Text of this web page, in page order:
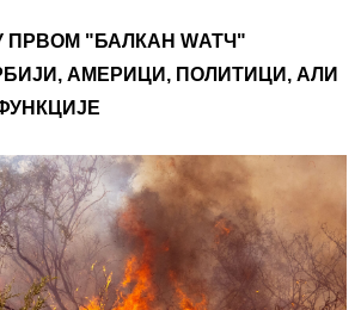
ПРВОМ "БАЛКАН WАТЧ"
АМЕРИЦИ, ПОЛИТИЦИ, АЛИ